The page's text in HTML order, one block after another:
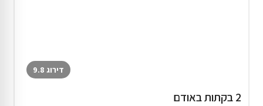
דירוג 9.8
2 בקתות באודם